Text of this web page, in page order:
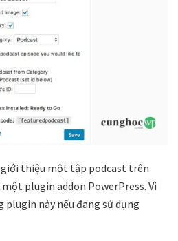
thiệu một tập podcast trên
plugin addon PowerPress. Vì
plugin này nếu đang sử dụng